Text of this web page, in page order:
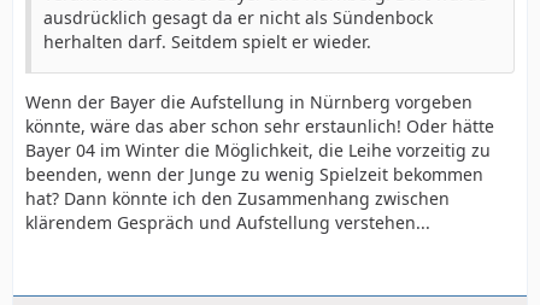
ausdrücklich gesagt da er nicht als Sündenbock
herhalten darf. Seitdem spielt er wieder.
Wenn der Bayer die Aufstellung in Nürnberg vorgeben
könnte, wäre das aber schon sehr erstaunlich! Oder hätte
Bayer 04 im Winter die Möglichkeit, die Leihe vorzeitig zu
beenden, wenn der Junge zu wenig Spielzeit bekommen
hat? Dann könnte ich den Zusammenhang zwischen
klärendem Gespräch und Aufstellung verstehen...